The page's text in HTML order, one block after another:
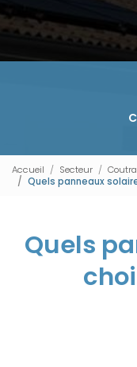
Accueil Secteur
Quels panneaux
Quels